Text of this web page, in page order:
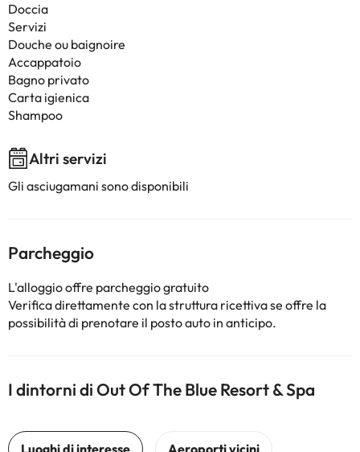
Doccia
Servizi
Douche ou baignoire
Accappatoio
Bagno privato
Carta igienica
Shampoo
Altri servizi
Gli asciugamani sono disponibili
Parcheggio
L'alloggio offre parcheggio gratuito
Verifica direttamente con la struttura ricettiva se offre la
possibilità di prenotare il posto auto in anticipo.
I dintorni di Out Of The Blue Resort & Spa